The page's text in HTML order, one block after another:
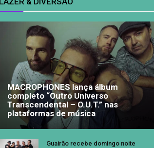
MACROPHONES lança álbum
completo “Outro Universo
Transcendental – O.U.T.” nas
plataformas de música
Guairão recebe domingo noite